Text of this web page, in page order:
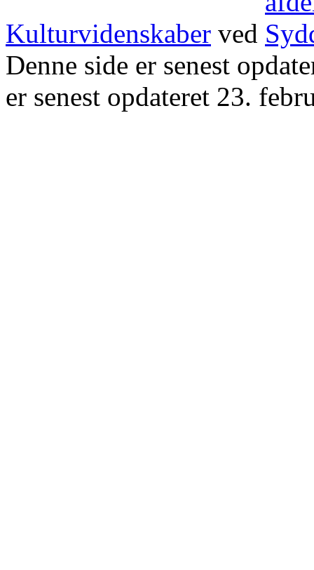
Kulturvidenskaber ved
Denne side er senest
er senest opdateret 23.